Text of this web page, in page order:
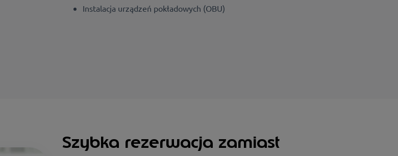
Instalacja urządzeń pokładowych (OBU)
Szybka rezerwacja zamiast